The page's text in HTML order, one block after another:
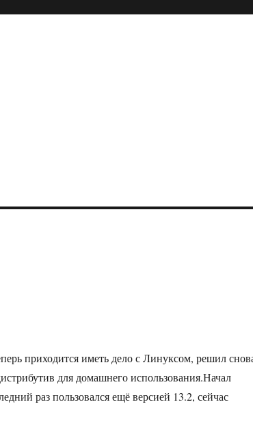
приходится иметь дело с Линуксом, решил
для домашнего использования.Начал
раз пользовался ещё версией 13.2, сейчас